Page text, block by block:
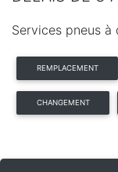
Services pneus à
REMPLACEMENT
CHANGEMENT